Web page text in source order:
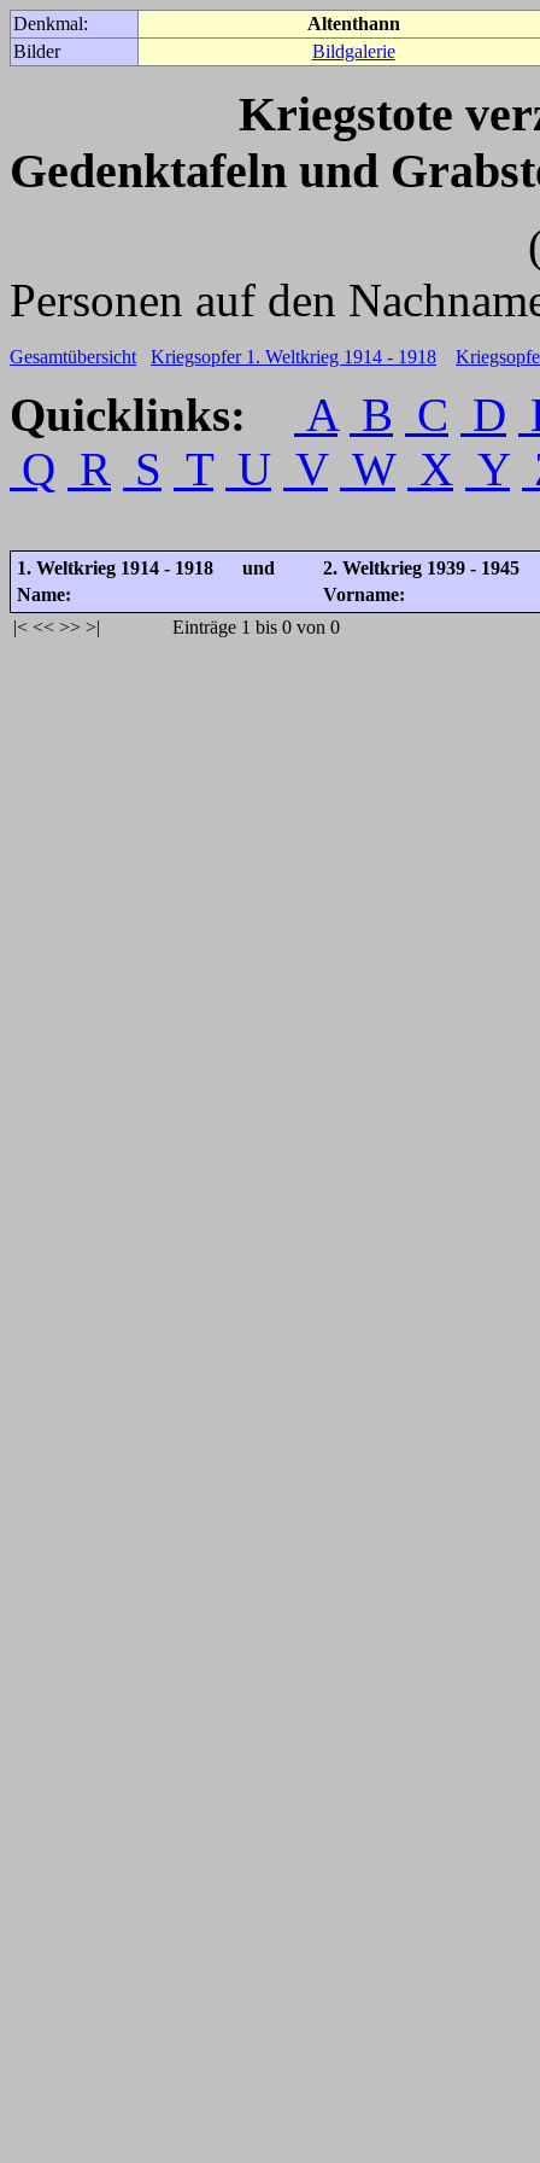
Denkmal:
Altenthann
Bilder
Bildgalerie
Kriegstote
Gedenktafeln und
(Für weitere
Personen auf den
Gesamtübersicht Kriegsopfer 1. Weltkrieg 1914 - 1918
Quicklinks: A B C D
Q R S T U V W X Y
1. Weltkrieg 1914 - 1918 und
2. Weltkrieg 1939 - 1945
Name:
Vorname:
|< << >> >| Einträge 1 bis 0 von 0